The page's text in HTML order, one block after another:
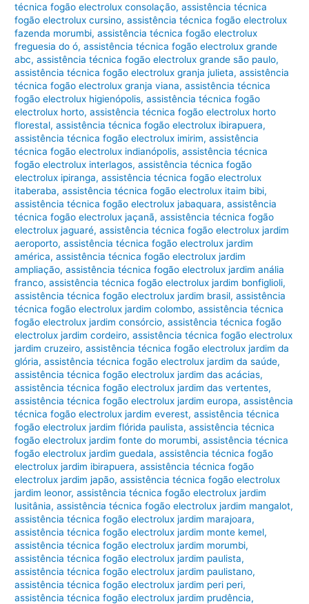
técnica fogão electrolux consolação,assistência técnica
fogão electrolux cursino,assistência técnica fogão electrolux
fazenda morumbi,assistência técnica fogão electrolux
freguesia do ó,assistência técnica fogão electrolux grande
abc,assistência técnica fogão electrolux grande são paulo,
assistência técnica fogão electrolux granja julieta,assistência
técnica fogão electrolux granja viana,assistência técnica
fogão electrolux higienópolis,assistência técnica fogão
electrolux horto,assistência técnica fogão electrolux horto
florestal,assistência técnica fogão electrolux ibirapuera,
assistência técnica fogão electrolux imirim,assistência
técnica fogão electrolux indianópolis,assistência técnica
fogão electrolux interlagos,assistência técnica fogão
electrolux ipiranga,assistência técnica fogão electrolux
itaberaba,assistência técnica fogão electrolux itaim bibi,
assistência técnica fogão electrolux jabaquara,assistência
técnica fogão electrolux jaçanã,assistência técnica fogão
electrolux jaguaré,assistência técnica fogão electrolux jardim
aeroporto,assistência técnica fogão electrolux jardim
américa,assistência técnica fogão electrolux jardim
ampliação,assistência técnica fogão electrolux jardim anália
franco,assistência técnica fogão electrolux jardim bonfiglioli,
assistência técnica fogão electrolux jardim brasil,assistência
técnica fogão electrolux jardim colombo,assistência técnica
fogão electrolux jardim consórcio,assistência técnica fogão
electrolux jardim cordeiro,assistência técnica fogão electrolux
jardim cruzeiro,assistência técnica fogão electrolux jardim da
glória,assistência técnica fogão electrolux jardim da saúde,
assistência técnica fogão electrolux jardim das acácias,
assistência técnica fogão electrolux jardim das vertentes,
assistência técnica fogão electrolux jardim europa,assistência
técnica fogão electrolux jardim everest,assistência técnica
fogão electrolux jardim flórida paulista,assistência técnica
fogão electrolux jardim fonte do morumbi,assistência técnica
fogão electrolux jardim guedala,assistência técnica fogão
electrolux jardim ibirapuera,assistência técnica fogão
electrolux jardim japão,assistência técnica fogão electrolux
jardim leonor,assistência técnica fogão electrolux jardim
lusitânia,assistência técnica fogão electrolux jardim mangalot,
assistência técnica fogão electrolux jardim marajoara,
assistência técnica fogão electrolux jardim monte kemel,
assistência técnica fogão electrolux jardim morumbi,
assistência técnica fogão electrolux jardim paulista,
assistência técnica fogão electrolux jardim paulistano,
assistência técnica fogão electrolux jardim peri peri,
assistência técnica fogão electrolux jardim prudência,